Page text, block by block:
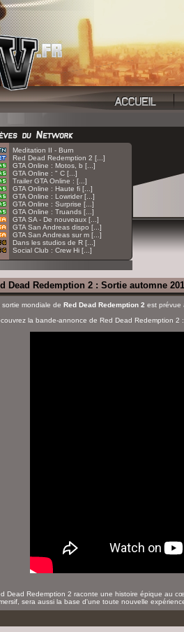
Meditation II - Burn
Red Dead Redemption 2 [...]
GTA Online : Motos, b [...]
GTA Online : " C [...]
Trailer GTA Online : [...]
GTA Online : Haute fi [...]
GTA Online : Lowrider [...]
GTA Online : Surprise [...]
GTA Online : Truands [...]
GTA SA - De nouveaux [...]
GTA San Andreas dispo [...]
GTA San Andreas sur m [...]
Dans les studios de R [...]
Social Club : Crew Hi [...]
Dead Redemption 2 : Sortie automne
sortie mondiale de Red Dead Redemption 2 est prévue
la bande-annonce de Red Dead Redemption 2 :
Dead Redemption 2 raconte une histoire épique au
sera aussi la base d'une toute nouvelle